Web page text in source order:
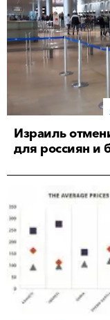
Израиль
для россиян и